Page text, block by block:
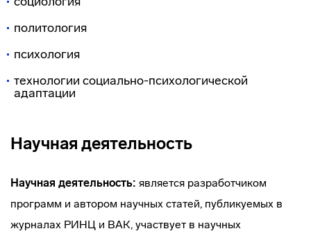
политология
психология
технологии социально-психологической
адаптации
Научная деятельность
Научная деятельность: является разработчиком
программ и автором научных статей, публикуемых в
журналах РИНЦ и ВАК, участвует в научных